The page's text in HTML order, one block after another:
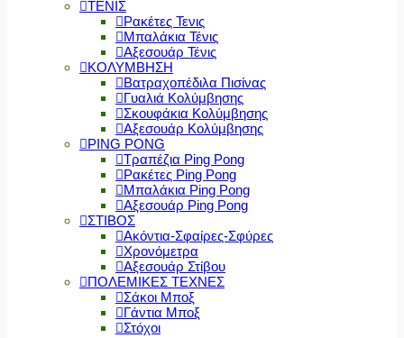
ΤΕΝΙΣ
Ρακέτες Τενις
Μπαλάκια Τένις
Αξεσουάρ Τένις
ΚΟΛΥΜΒΗΣΗ
Βατραχοπέδιλα Πισίνας
Γυαλιά Κολύμβησης
Σκουφάκια Κολύμβησης
Αξεσουάρ Κολύμβησης
PING PONG
Τραπέζια Ping Pong
Ρακέτες Ping Pong
Μπαλάκια Ping Pong
Αξεσουάρ Ping Pong
ΣΤΙΒΟΣ
Ακόντια-Σφαίρες-Σφύρες
Χρονόμετρα
Αξεσουάρ Στίβου
ΠΟΛΕΜΙΚΕΣ ΤΕΧΝΕΣ
Σάκοι Μποξ
Γάντια Μποξ
Στόχοι